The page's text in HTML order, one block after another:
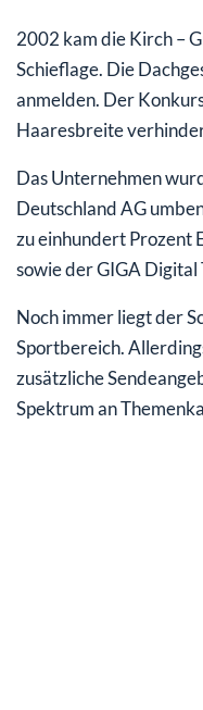
2002 kam die Kirch –
Schieflage. Die
anmelden. Der
Haaresbreite
Das Unternehmen
Deutschland AG
zu einhundert Prozent
sowie der GIGA Digital
Noch immer liegt der
Sportbereich.
zusätzliche
Spektrum an